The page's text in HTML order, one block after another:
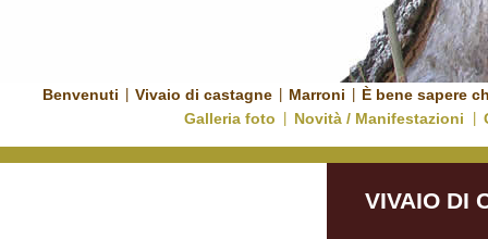
Benvenuti Vivaio di castagne Marroni
È bene sapere
Galleria foto
Novità / Manifestazioni
VIVAIO DI